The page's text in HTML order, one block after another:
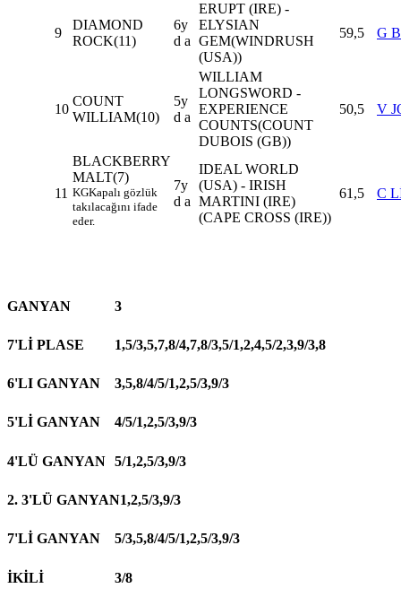
9
DIAMOND
ROCK(11)
6y
d a
ERUPT (IRE) -
ELYSIAN
GEM(WINDRUSH
(USA))
59,5 G
10
COUNT
WILLIAM(10)
5y
d a
WILLIAM
LONGSWORD -
EXPERIENCE
COUNTS(COUNT
DUBOIS (GB))
50,5 V
11
BLACKBERRY
MALT(7)
KGKapalı gözlük
takılacağını ifade
eder.
7y
d a
IDEAL WORLD
(USA) - IRISH
MARTINI (IRE)
(CAPE CROSS (IRE))
61,5 C
GANYAN 3
7'Lİ PLASE 1,5/3,5,7,8/4,7,8/3,5/1,2,4,5/2,3,9/3,8
6'LI GANYAN 3,5,8/4/5/1,2,5/3,9/3
5'Lİ GANYAN 4/5/1,2,5/3,9/3
4'LÜ GANYAN 5/1,2,5/3,9/3
2. 3'LÜ GANYAN1,2,5/3,9/3
7'Lİ GANYAN 5/3,5,8/4/5/1,2,5/3,9/3
İKİLİ 3/8